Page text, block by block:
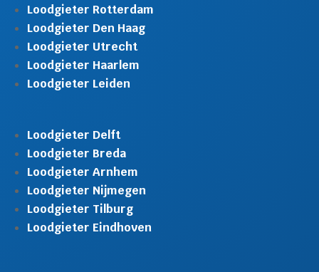
Loodgieter Rotterdam
Loodgieter Den Haag
Loodgieter Utrecht
Loodgieter Haarlem
Loodgieter Leiden
Loodgieter Delft
Loodgieter Breda
Loodgieter Arnhem
Loodgieter Nijmegen
Loodgieter Tilburg
Loodgieter Eindhoven